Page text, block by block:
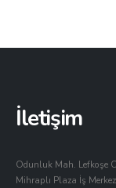
İletişim
Odunluk Mah. Lefkoşe
Mihraplı Plaza İş